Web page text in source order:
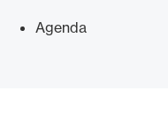
Agenda